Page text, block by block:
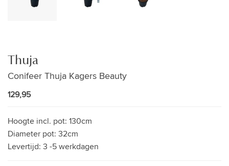
Thuja
Conifeer Thuja Kagers Beauty
129,95
Hoogte incl. pot: 130cm
Diameter pot: 32cm
Levertijd: 3 -5 werkdagen